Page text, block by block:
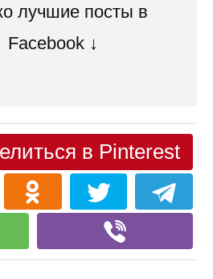
лучшие посты в
Facebook ↓
в Pinterest